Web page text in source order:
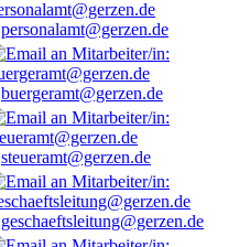
personalamt@gerzen.de
buergeramt@gerzen.de
steueramt@gerzen.de
geschaeftsleitung@gerzen.de